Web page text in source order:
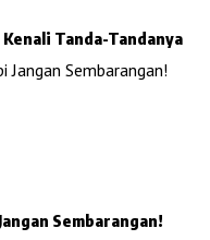
Tanda-Tandanya
Sembarangan!